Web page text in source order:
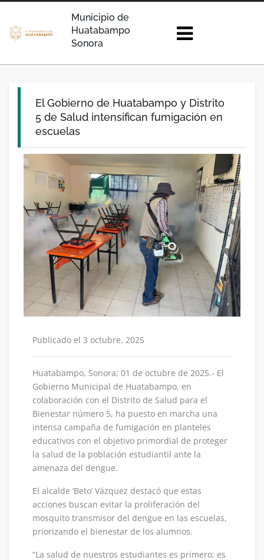
Municipio de
Huatabampo
Sonora
El Gobierno de Huatabampo y Distrito
5 de Salud intensifican fumigación en
escuelas
Publicado el 3 octubre, 2025
Huatabampo, Sonora; 01 de octubre de 2025.- El
Gobierno Municipal de Huatabampo, en
colaboración con el Distrito de Salud para el
Bienestar número 5, ha puesto en marcha una
intensa campaña de fumigación en planteles
educativos con el objetivo primordial de proteger
la salud de la población estudiantil ante la
amenaza del dengue.
El alcalde ‘Beto’ Vázquez destacó que estas
acciones buscan evitar la proliferación del
mosquito transmisor del dengue en las escuelas,
priorizando el bienestar de los alumnos.
“La salud de nuestros estudiantes es primero; es